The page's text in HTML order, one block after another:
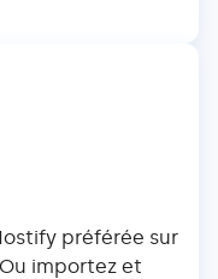
préférée sur
importez et